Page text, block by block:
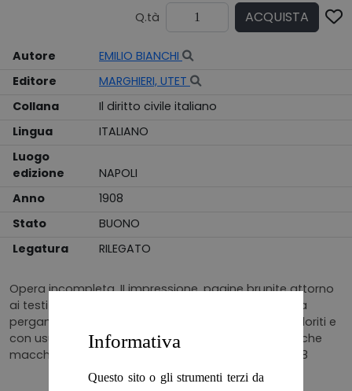
Q.tà ACQUISTA
Autore
EMILIO BIANCHI
Editore
MARGHIERI, UTET
Collana
Il diritto civile italiano
Lingua
ITALIANO
Luogo
edizione
NAPOLI
Anno
1908
Stato
BUONO
Legatura
RILEGATO
Opera incompleta, II impressione, pagine brunite attorno
ai testi e con sporadica fioritura, rilegatura in mezza
pergamena, con piatti cartonati, marmorizzati, scoloriti e
con usura ai bordi, dorso con doppio tassello, qualche
macchia e strappetto alla cima Numero Pagine 758
Informativa
Questo sito o gli strumenti terzi da